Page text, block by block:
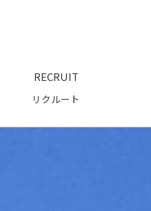
RECRUIT
リクルート